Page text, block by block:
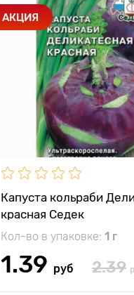
АКЦИЯ
Капуста кольраби
красная Седек
Кол-во в упаковке: 1 г
1.39 руб 2.39